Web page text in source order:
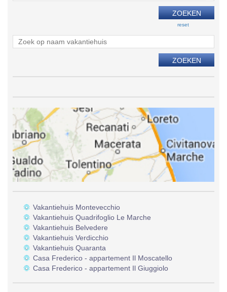
reset
Vakantiehuis Montevecchio
Vakantiehuis Quadrifoglio Le Marche
Vakantiehuis Belvedere
Vakantiehuis Verdicchio
Vakantiehuis Quaranta
Casa Frederico - appartement Il Moscatello
Casa Frederico - appartement Il Giuggiolo